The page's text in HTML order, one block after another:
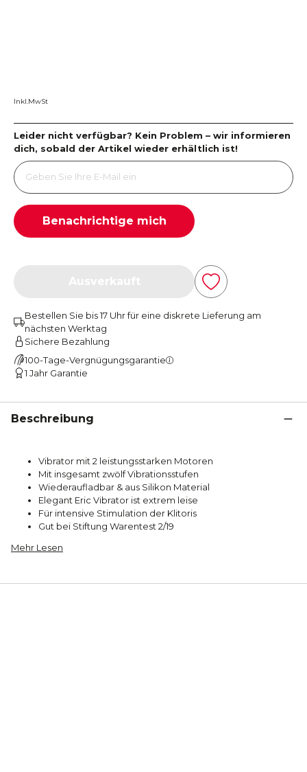
Inkl.MwSt
Leider nicht verfügbar? Kein Problem – wir informieren
dich, sobald der Artikel wieder erhältlich ist!
Benachrichtige mich
Bestellen Sie bis 17 Uhr für eine diskrete Lieferung am
nächsten Werktag
Sichere Bezahlung
100-Tage-Vergnügungsgarantie
1 Jahr Garantie
Beschreibung
Vibrator mit 2 leistungsstarken Motoren
Mit insgesamt zwölf Vibrationsstufen
Wiederaufladbar & aus Silikon Material
Elegant Eric Vibrator ist extrem leise
Für intensive Stimulation der Klitoris
Gut bei Stiftung Warentest 2/19
Mehr Lesen